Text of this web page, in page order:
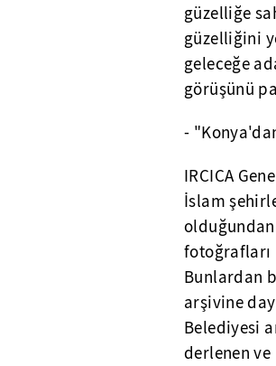
güzelliğe
güzelliğini
geleceğe
görüşünü
-
IRCICA
İslam
fotoğrafları
Bunlardan
arşivine
Belediyesi
derlenen